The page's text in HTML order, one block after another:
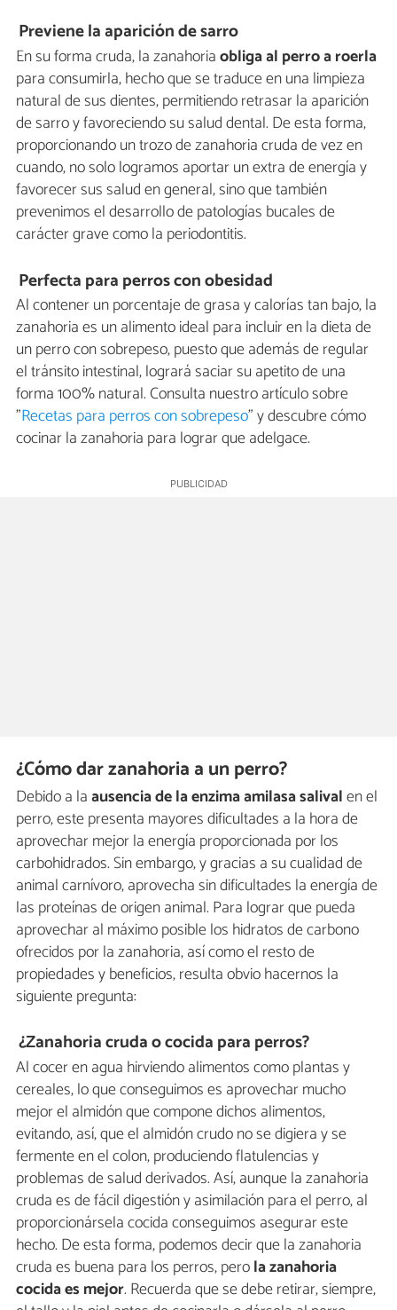
Previene la aparición de sarro
En su forma cruda, la zanahoriaobliga al perro a roerla
para consumirla, hecho que se traduce en una limpieza
natural de sus dientes, permitiendo retrasar la aparición
de sarro y favoreciendo su salud dental. De esta forma,
proporcionando un trozo de zanahoria cruda de vez en
cuando, no solo logramos aportar un extra de energía y
favorecer sus salud en general, sino que también
prevenimos el desarrollo de patologías bucales de
carácter grave como la periodontitis.
Perfecta para perros con obesidad
Al contener un porcentaje de grasa y calorías tan bajo, la
zanahoria es un alimento ideal para incluir en la dieta de
un perro con sobrepeso, puesto que además de regular
el tránsito intestinal, logrará saciar su apetito de una
forma 100% natural. Consulta nuestro artículo sobre
"Recetas para perros con sobrepeso" y descubre cómo
cocinar la zanahoria para lograr que adelgace.
¿Cómo dar zanahoria a un perro?
Debido a laausencia de la enzima amilasa salivalen el
perro, este presenta mayores dificultades a la hora de
aprovechar mejor la energía proporcionada por los
carbohidrados. Sin embargo, y gracias a su cualidad de
animal carnívoro, aprovecha sin dificultades la energía de
las proteínas de origen animal. Para lograr que pueda
aprovechar al máximo posible los hidratos de carbono
ofrecidos por la zanahoria, así como el resto de
propiedades y beneficios, resulta obvio hacernos la
siguiente pregunta:
¿Zanahoria cruda o cocida para perros?
Al cocer en agua hirviendo alimentos como plantas y
cereales, lo que conseguimos es aprovechar mucho
mejor el almidón que compone dichos alimentos,
evitando, así, que el almidón crudo no se digiera y se
fermente en el colon, produciendo flatulencias y
problemas de salud derivados. Así, aunque la zanahoria
cruda es de fácil digestión y asimilación para el perro, al
proporcionársela cocida conseguimos asegurar este
hecho. De esta forma, podemos decir que la zanahoria
cruda es buena para los perros, perola zanahoria
cocida es mejor. Recuerda que se debe retirar, siempre,